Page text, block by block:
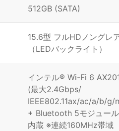
512GB (SATA)
15.6型 フルHDノングレ
（LEDバックライト）
インテル® Wi-Fi 6
(最大2.4Gbps/
IEEE802.11ax/ac/a/b/g/
+ Bluetooth 5モジュール
内蔵 ※連続160MHz帯域